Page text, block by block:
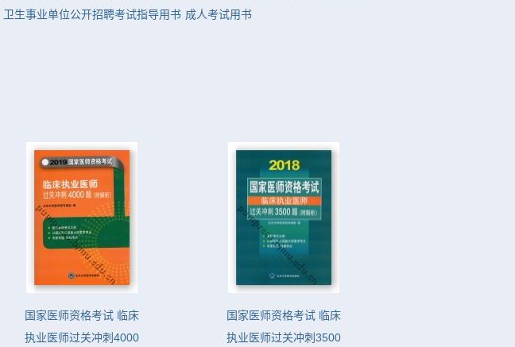
卫生事业单位公开招聘考试指导用书 成人考试用书
国家医师资格考试 临床
执业医师过关冲刺4000
国家医师资格考试 临床
执业医师过关冲刺3500